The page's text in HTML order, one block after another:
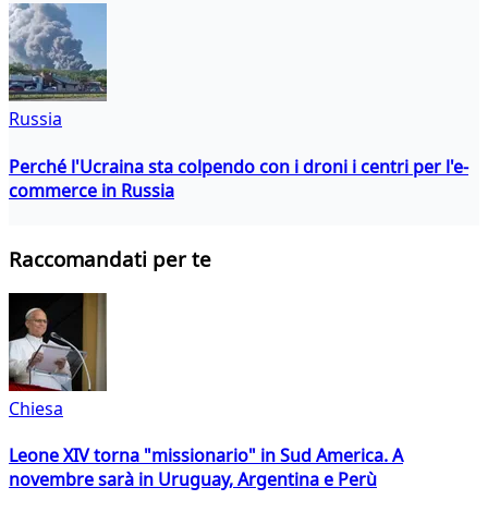
Russia
Perché l'Ucraina sta colpendo con i droni i centri per l'e-
commerce in Russia
Raccomandati per te
Chiesa
Leone XIV torna "missionario" in Sud America. A
novembre sarà in Uruguay, Argentina e Perù